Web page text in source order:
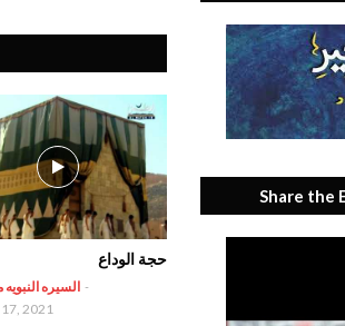
حجة الوداع
السيره -
2021
Share the